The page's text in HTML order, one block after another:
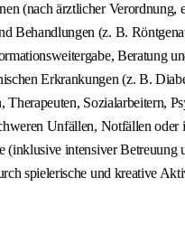
(nach ärztlicher Verordnung,
Behandlungen (z. B.
Beratung
Erkrankungen (z. B.
Sozialarbeitern,
Unfällen, Notfällen oder
(inklusive intensiver Betreuung
spielerische und kreative